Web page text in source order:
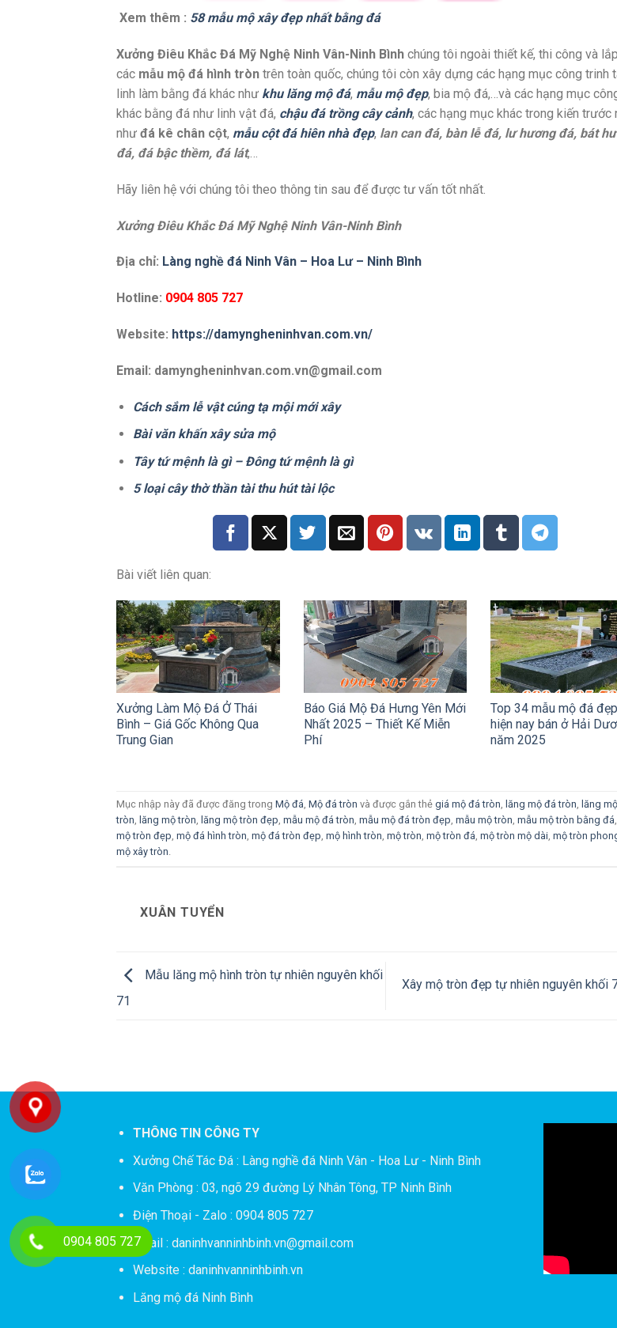
Xem thêm : 58 mẫu mộ xây đẹp nhất bằng đá
Xưởng Điêu Khắc Đá Mỹ Nghệ Ninh Vân-Ninh Bình chúng tôi ngoài thiết kế, thi công và
các mẫu mộ đá hình tròn trên toàn quốc, chúng tôi còn xây dựng các hạng mục công trinh
linh làm bằng đá khác như khu lăng mộ đá, mẫu mộ đẹp, bia mộ đá,…và các hạng mục
khác bằng đá như linh vật đá, chậu đá trồng cây cảnh, các hạng mục khác trong kiến trước
như đá kê chân cột, mẫu cột đá hiên nhà đẹp, lan can đá, bàn lễ đá, lư hương đá, bát
đá, đá bậc thềm, đá lát,…
Hãy liên hệ với chúng tôi theo thông tin sau để được tư vấn tốt nhất.
Xưởng Điêu Khắc Đá Mỹ Nghệ Ninh Vân-Ninh Bình
Địa chỉ: Làng nghề đá Ninh Vân – Hoa Lư – Ninh Bình
Hotline: 0904 805 727
Website: https://damyngheninhvan.com.vn/
Email: damyngheninhvan.com.vn@gmail.com
Cách sắm lễ vật cúng tạ mội mới xây
Bài văn khấn xây sửa mộ
Tây tứ mệnh là gì – Đông tứ mệnh là gì
5 loại cây thờ thần tài thu hút tài lộc
Bài viết liên quan:
Xưởng Làm Mộ Đá Ở Thái
Bình – Giá Gốc Không Qua
Trung Gian
Báo Giá Mộ Đá Hưng Yên Mới
Nhất 2025 – Thiết Kế Miễn
Phí
Top 34 mẫu mộ đá
hiện nay bán ở Hải
năm 2025
Mục nhập này đã được đăng trong Mộ đá, Mộ đá tròn và được gắn thẻ giá mộ đá tròn, lăng mộ đá tròn, lăng
tròn, lăng mộ tròn, lăng mộ tròn đẹp, mẫu mộ đá tròn, mẫu mộ đá tròn đẹp, mẫu mộ tròn, mẫu mộ tròn bằng đá,
mộ tròn đẹp, mộ đá hình tròn, mộ đá tròn đẹp, mộ hình tròn, mộ tròn, mộ tròn đá, mộ tròn mộ dài, mộ tròn
mộ xây tròn.
XUÂN TUYỂN
Mẫu lăng mộ hình tròn tự nhiên nguyên khối
71
Xây mộ tròn đẹp tự nhiên nguyên khối
THÔNG TIN CÔNG TY
Xưởng Chế Tác Đá : Làng nghề đá Ninh Vân - Hoa Lư - Ninh Bình
Văn Phòng : 03, ngõ 29 đường Lý Nhân Tông, TP Ninh Bình
Điện Thoại - Zalo : 0904 805 727
Email : daninhvanninhbinh.vn@gmail.com
Website : daninhvanninhbinh.vn
Lăng mộ đá Ninh Bình
0904 805 727